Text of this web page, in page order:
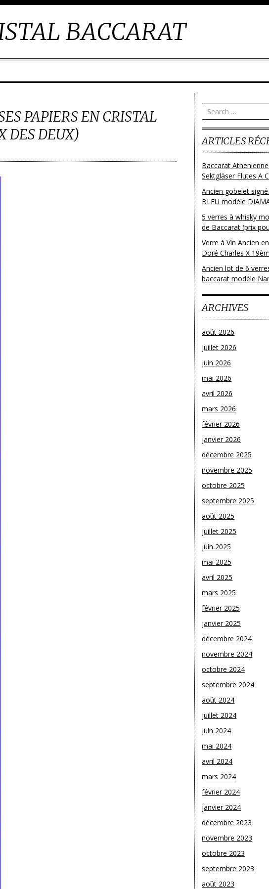
BACCARAT
PAPIERS EN CRISTAL
DES DEUX)
ARTICLES
Baccarat
Sektgläser Flutes A
Ancien gobelet
BLEU modèle
5 verres à whisky
de Baccarat (prix
Verre à Vin Ancien
Doré Charles X
Ancien lot de 6
baccarat modèle
ARCHIVES
août 2026
juillet 2026
juin 2026
mai 2026
avril 2026
mars 2026
février 2026
janvier 2026
décembre 2025
novembre 2025
octobre 2025
septembre 2025
août 2025
juillet 2025
juin 2025
mai 2025
avril 2025
mars 2025
février 2025
janvier 2025
décembre 2024
novembre 2024
octobre 2024
septembre 2024
août 2024
juillet 2024
juin 2024
mai 2024
avril 2024
mars 2024
février 2024
janvier 2024
décembre 2023
novembre 2023
octobre 2023
septembre 2023
août 2023